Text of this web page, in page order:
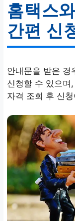
홈택스
간편 신
안내문을 받은 경
신청할 수 있으며
자격 조회 후 신